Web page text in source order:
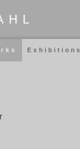
Exhibitions